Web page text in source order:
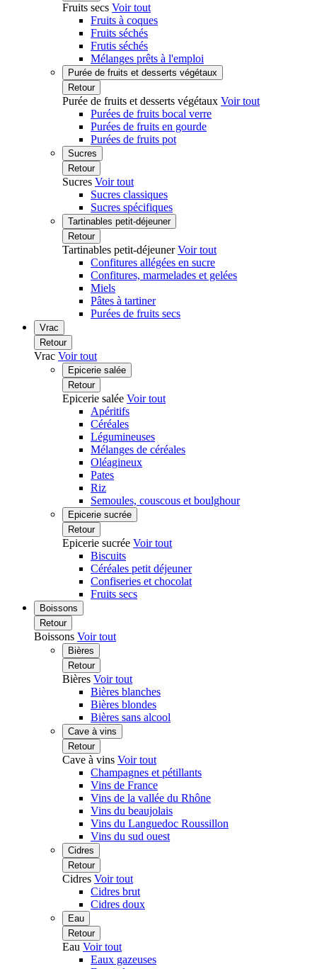
Fruits secs Voir tout
Fruits à coques
Fruits séchés
Frutis séchés
Mélanges prêts à l'emploi
Purée de fruits et desserts végétaux
Retour
Purée de fruits et desserts végétaux Voir tout
Purées de fruits bocal verre
Purées de fruits en gourde
Purées de fruits pot
Sucres
Retour
Sucres Voir tout
Sucres classiques
Sucres spécifiques
Tartinables petit-déjeuner
Retour
Tartinables petit-déjeunerVoir tout
Confitures allégées en sucre
Confitures, marmelades et gelées
Miels
Pâtes à tartiner
Purées de fruits secs
Vrac
Retour
Vrac Voir tout
Epicerie salée
Retour
Epicerie salée Voir tout
Apéritifs
Céréales
Légumineuses
Mélanges de céréales
Oléagineux
Pates
Riz
Semoules, couscous et boulghour
Epicerie sucrée
Retour
Epicerie sucrée Voir tout
Biscuits
Céréales petit déjeuner
Confiseries et chocolat
Fruits secs
Boissons
Retour
Boissons Voir tout
Bières
Retour
Bières Voir tout
Bières blanches
Bières blondes
Bières sans alcool
Cave à vins
Retour
Cave à vins Voir tout
Champagnes et pétillants
Vins de France
Vins de la vallée du Rhône
Vins du beaujolais
Vins du Languedoc Roussillon
Vins du sud ouest
Cidres
Retour
Cidres Voir tout
Cidres brut
Cidres doux
Eau
Retour
Eau Voir tout
Eaux gazeuses